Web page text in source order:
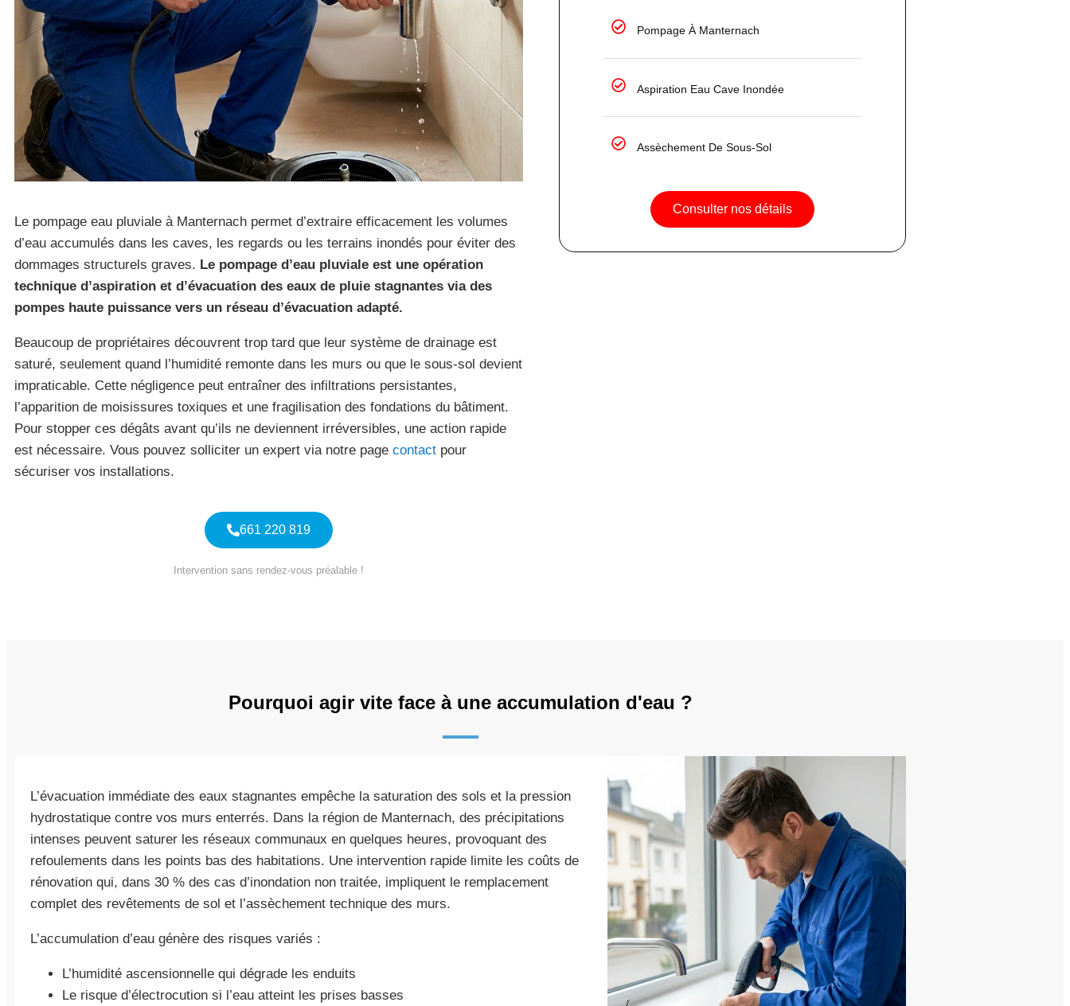
Le pompage eau pluviale à Manternach permet d’extraire efficacement les volumes
d’eau accumulés dans les caves, les regards ou les terrains inondés pour éviter des
dommages structurels graves. Le pompage d’eau pluviale est une opération
technique d’aspiration et d’évacuation des eaux de pluie stagnantes via des
pompes haute puissance vers un réseau d’évacuation adapté.
Beaucoup de propriétaires découvrent trop tard que leur système de drainage est
saturé, seulement quand l’humidité remonte dans les murs ou que le sous-sol devient
impraticable. Cette négligence peut entraîner des infiltrations persistantes,
l’apparition de moisissures toxiques et une fragilisation des fondations du bâtiment.
Pour stopper ces dégâts avant qu’ils ne deviennent irréversibles, une action rapide
est nécessaire. Vous pouvez solliciter un expert via notre page contact pour
sécuriser vos installations.
661 220 819
Intervention sans rendez-vous préalable !
Pompage À Manternach
Aspiration Eau Cave Inondée
Assèchement De Sous-Sol
Consulter nos détails
Pourquoi agir vite face à une accumulation d'eau ?
L’évacuation immédiate des eaux stagnantes empêche la saturation des sols et la pression
hydrostatique contre vos murs enterrés. Dans la région de Manternach, des précipitations
intenses peuvent saturer les réseaux communaux en quelques heures, provoquant des
refoulements dans les points bas des habitations. Une intervention rapide limite les coûts de
rénovation qui, dans 30 % des cas d’inondation non traitée, impliquent le remplacement
complet des revêtements de sol et l’assèchement technique des murs.
L’accumulation d’eau génère des risques variés :
L’humidité ascensionnelle qui dégrade les enduits
Le risque d’électrocution si l’eau atteint les prises basses